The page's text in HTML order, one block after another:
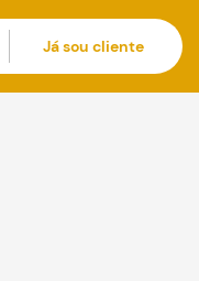
Já sou cliente